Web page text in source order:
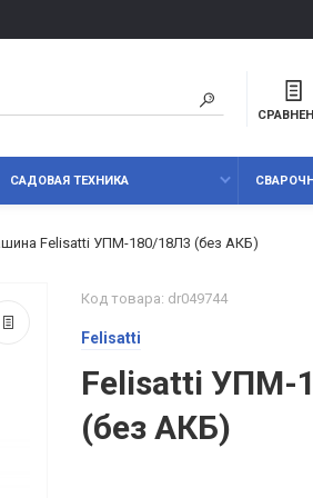
САДОВАЯ ТЕХНИКА
Felisatti УПМ-180/18Л3 (без АКБ)
Код товара: dr049744
Felisatti
Felisatti УПМ-
(без АКБ)